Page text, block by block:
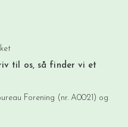
til os, så finder vi et
Forening (nr. A0021) og